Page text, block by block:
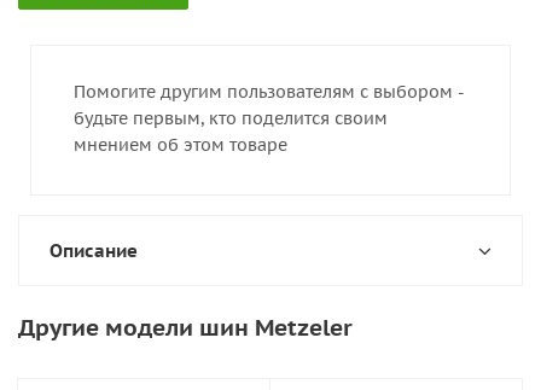
Помогите другим пользователям с выбором -
будьте первым, кто поделится своим
мнением об этом товаре
Описание
Другие модели шин Metzeler